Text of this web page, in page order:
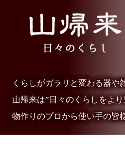
くらしがガラリと変わる器や
山帰来は”日々のくらしをよ
物作りのプロから使い手の皆